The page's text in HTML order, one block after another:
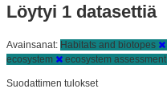
Löytyi 1 datasettiä
Avainsanat: Habitats and biotopes
ecosystem
ecosystem assessment
Suodattimen tulokset